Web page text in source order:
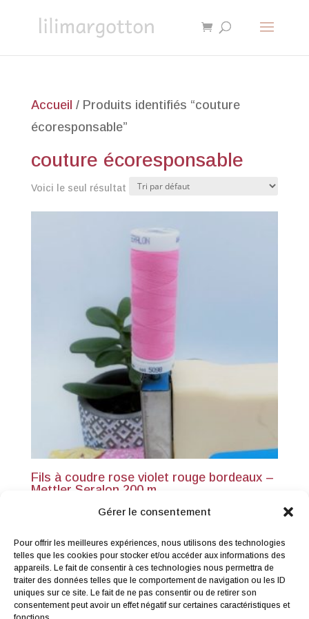
Gérer le consentement
Pour offrir les meilleures expériences, nous utilisons des technologies
telles que les cookies pour stocker et/ou accéder aux informations des
appareils. Le fait de consentir à ces technologies nous permettra de
traiter des données telles que le comportement de navigation ou les ID
uniques sur ce site. Le fait de ne pas consentir ou de retirer son
consentement peut avoir un effet négatif sur certaines caractéristiques et
Accueil / Produits identifiés “couture
écoresponsable”
couture écoresponsable
Voici le seul résultat
Fils à coudre rose violet rouge bordeaux –
Mettler Seralon 200 m
Me contacter|Droit de rétractation|